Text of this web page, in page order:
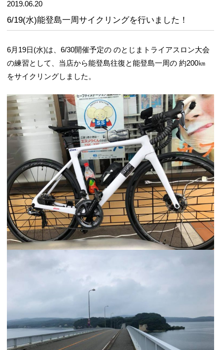
2019.06.20
6/19(水)能登島一周サイクリングを行いました！
6月19日(水)は、6/30開催予定の のとじまトライアスロン大会
の練習として、当店から能登島往復と能登島一周の 約200㎞
をサイクリングしました。